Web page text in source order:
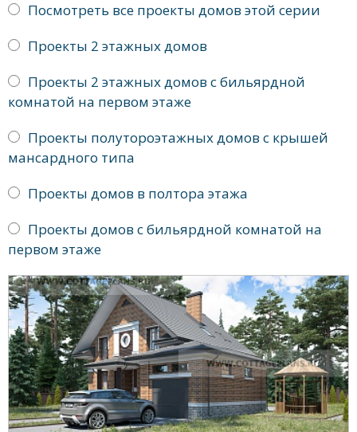
Посмотреть все проекты домов этой серии
Проекты 2 этажных домов
Проекты 2 этажных домов с бильярдной
комнатой на первом этаже
Проекты полутороэтажных домов с крышей
мансардного типа
Проекты домов в полтора этажа
Проекты домов с бильярдной комнатой на
первом этаже